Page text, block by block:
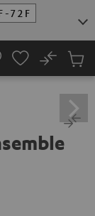
No
panier